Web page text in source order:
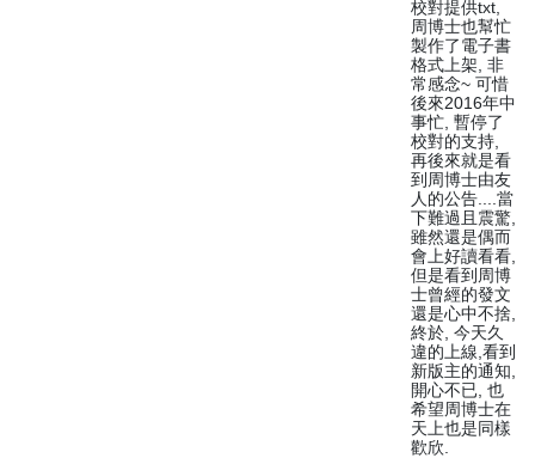
校對提供txt,
周博士也幫忙
製作了電子書
格式上架, 非
常感念~ 可惜
後來2016年中
事忙, 暫停了
校對的支持,
再後來就是看
到周博士由友
人的公告....當
下難過且震驚,
雖然還是偶而
會上好讀看看,
但是看到周博
士曾經的發文
還是心中不捨,
終於, 今天久
違的上線,看到
新版主的通知,
開心不已, 也
希望周博士在
天上也是同樣
歡欣.